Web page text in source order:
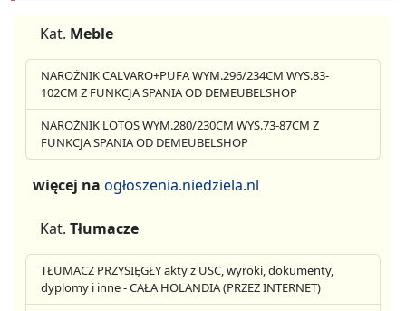
Kat. Meble
NAROŻNIK CALVARO+PUFA WYM.296/234CM WYS.83-
102CM Z FUNKCJA SPANIA OD DEMEUBELSHOP
NAROŻNIK LOTOS WYM.280/230CM WYS.73-87CM Z
FUNKCJA SPANIA OD DEMEUBELSHOP
więcej na ogłoszenia.niedziela.nl
Kat. Tłumacze
TŁUMACZ PRZYSIĘGŁY akty z USC, wyroki, dokumenty,
dyplomy i inne - CAŁA HOLANDIA (PRZEZ INTERNET)